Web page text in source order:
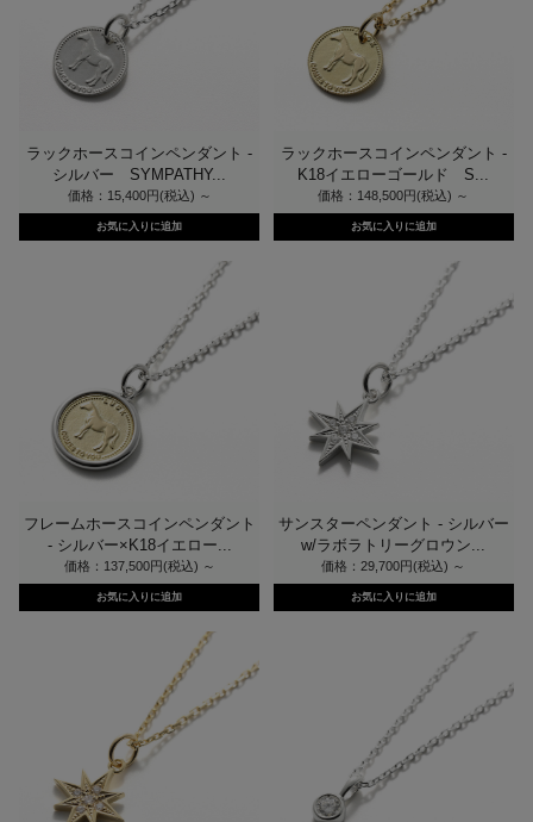
ラックホースコインペンダント -
シルバー SYMPATHY...
価格：15,400円(税込) ～
ラックホースコインペンダント -
K18イエローゴールド S...
価格：148,500円(税込) ～
フレームホースコインペンダント
- シルバー×K18イエロー...
価格：137,500円(税込) ～
サンスターペンダント - シルバー
w/ラボラトリーグロウン...
価格：29,700円(税込) ～